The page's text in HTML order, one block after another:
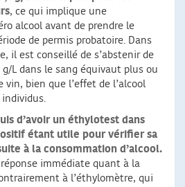
, ce qui implique une
alcool avant de prendre le
de permis probatoire. Dans
il est conseillé de s’abstenir de
L dans le sang équivaut plus ou
vin, bien que l’effet de l’alcool
individus.
d’avoir un éthylotest dans
étant utile pour vérifier sa
à la consommation d’alcool.
immédiate quant à la
à l’éthylomètre, qui